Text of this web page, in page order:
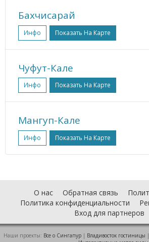
Бахчисарай
Инфо Показать На Карте
Чуфут-Кале
Инфо Показать На Карте
Мангуп-Кале
Инфо Показать На Карте
О нас Обратная связь
Политика конфиденциальности
Вход для партнеров
Наши проекты: Все о Cингапур | Владивосток гостиницы |